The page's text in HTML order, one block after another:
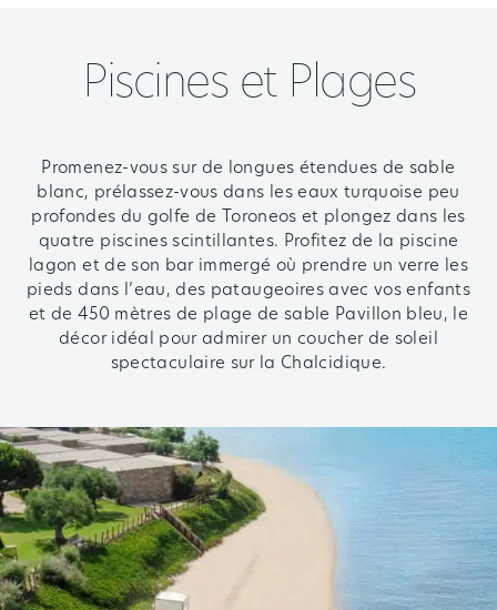
Piscines et Plages
Promenez-vous sur de longues étendues de sable
blanc, prélassez-vous dans les eaux turquoise peu
profondes du golfe de Toroneos et plongez dans les
quatre piscines scintillantes. Profitez de la piscine
lagon et de son bar immergé où prendre un verre les
pieds dans l’eau, des pataugeoires avec vos enfants
et de 450 mètres de plage de sable Pavillon bleu, le
décor idéal pour admirer un coucher de soleil
spectaculaire sur la Chalcidique.